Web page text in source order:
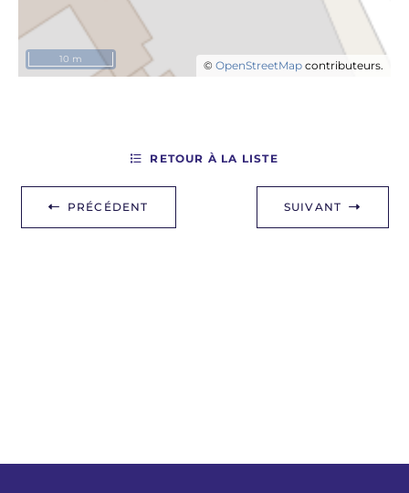
© OpenStreetMap contributeurs.
10 m
PRÉCÉDENT
RETOUR À LA LISTE
SUIVANT